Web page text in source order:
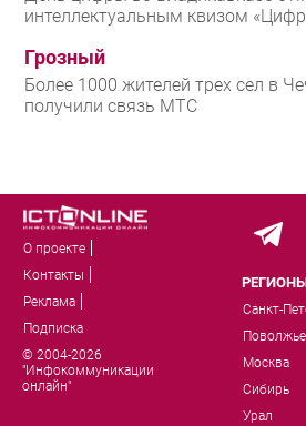
интеллектуальным квизом
Грозный
Более 1000 жителей трех сел в
получили связь МТС
О проекте
Контакты
Реклама
Подписка
© 2004-2026
"Инфокоммуникации
онлайн"
Санкт-
Поволжье
Москва
Сибирь
Урал